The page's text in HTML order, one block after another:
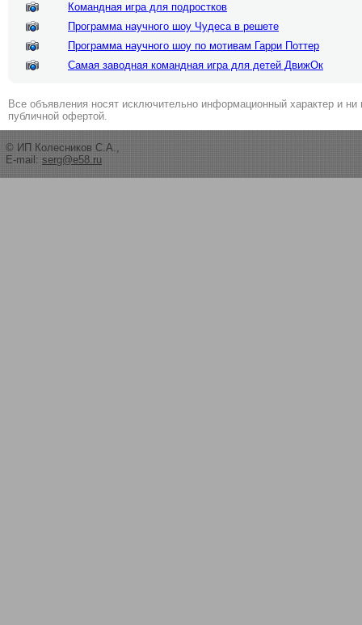
Командная игра для подростков
Программа научного шоу Чудеса в решете
Программа научного шоу по мотивам Гарри Поттер
Самая заводная командная игра для детей ДвижОк
Все объявления носят исключительно информационный характер и ни
публичной офертой.
© ИП Колесников С.А.,
E-mail: serg@e58.ru